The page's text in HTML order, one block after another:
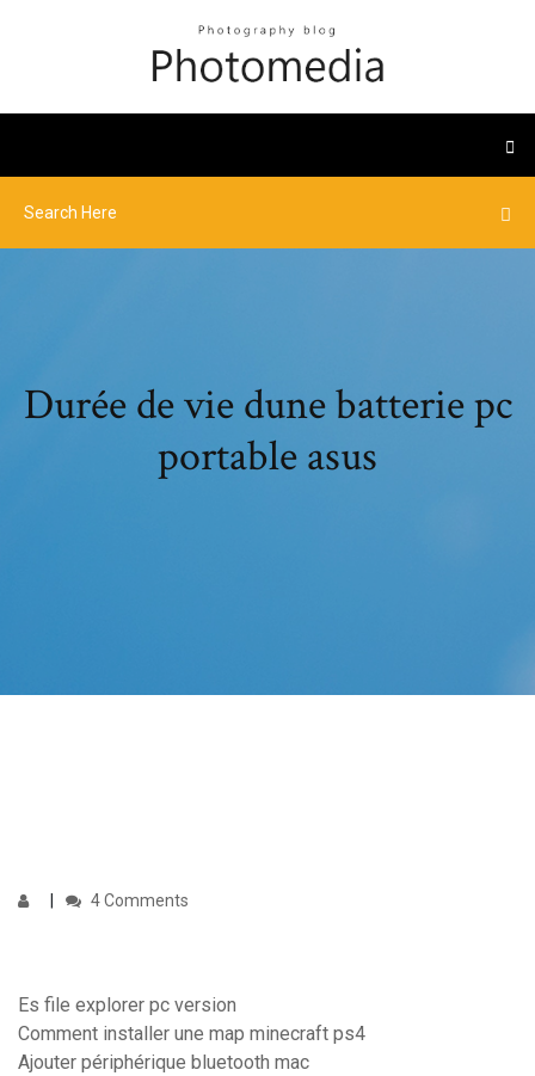
Durée de vie dune batterie pc
portable asus
4 Comments
Es file explorer pc version
Comment installer une map minecraft ps4
Ajouter périphérique bluetooth mac